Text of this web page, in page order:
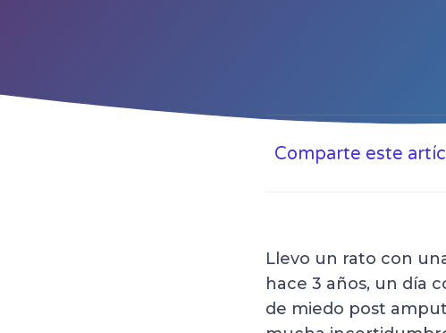
Comparte este
Llevo un rato con
hace 3 años, un día
de miedo post